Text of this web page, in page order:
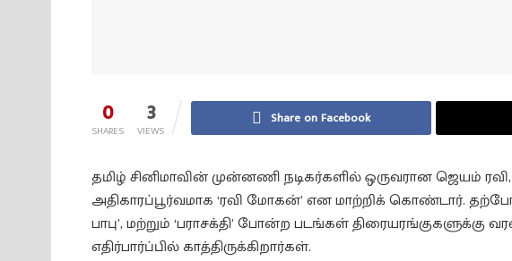
0
SHARES 3
VIEWS
Share on Facebook
தமிழ் சினிமாவின் முன்னணி நடிகர்களில் ஒருவரான ஜெயம்
அதிகாரப்பூர்வமாக ‘ரவி மோகன்’ என மாற்றிக் கொண்டார்.
பாபு’, மற்றும் ‘பராசக்தி’ போன்ற படங்கள் திரையரங்குகளுக்கு
எதிர்பார்ப்பில் காத்திருக்கிறார்கள்.